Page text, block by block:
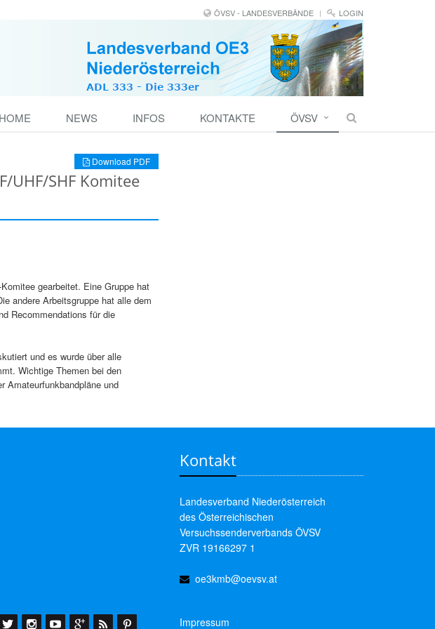
ÖVSV - LANDESVERBÄNDE LOGIN
HOME NEWS INFOS KONTAKTE ÖVSV
Download PDF
UHF/SHF Komitee
gearbeitet. Eine Gruppe hat
andere Arbeitsgruppe hat alle dem
Recommendations für die
und es wurde über alle
Wichtige Themen bei den
Amateurfunkbandpläne und
Kontakt
Landesverband Niederösterreich
des Österreichischen
Versuchssenderverbands ÖVSV
ZVR 19166297 1
oe3kmb@oevsv.at
Impressum